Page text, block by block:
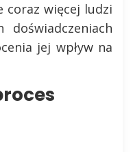
coraz więcej ludzi
jej wpływ na